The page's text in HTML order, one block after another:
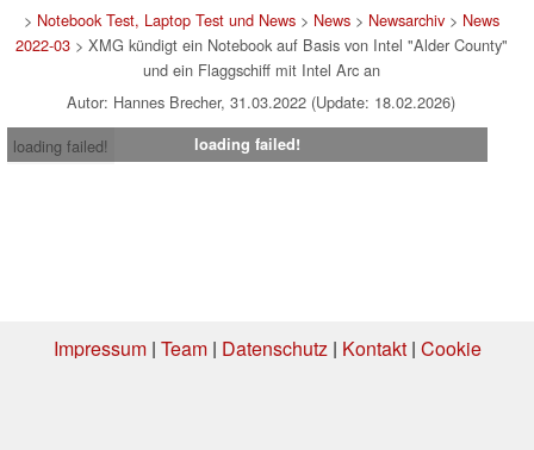
> Notebook Test, Laptop Test und News> News> Newsarchiv> News
2022-03> XMG kündigt ein Notebook auf Basis von Intel "Alder County"
und ein Flaggschiff mit Intel Arc an
Autor: Hannes Brecher, 31.03.2022 (Update: 18.02.2026)
loading failed!
loading failed!
Impressum| Team| Datenschutz| Kontakt| Cookie